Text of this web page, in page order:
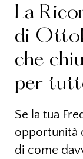
La
di
che
per
Se la tua
opportunità
di come